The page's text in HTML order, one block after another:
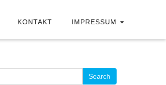
KONTAKT IMPRESSUM